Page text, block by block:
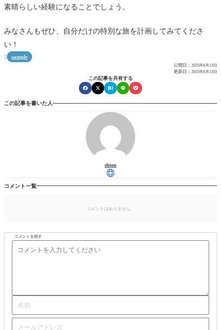
素晴らしい経験になることでしょう。
みなさんもぜひ、自分だけの特別な旅を計画してみてくださ
い！
 sample
公開日： 2025年6月13日
更新日： 2025年6月13日
この記事を共有する
この記事を書いた人
shion
コメント一覧
コメントはありません。
コメントを残す